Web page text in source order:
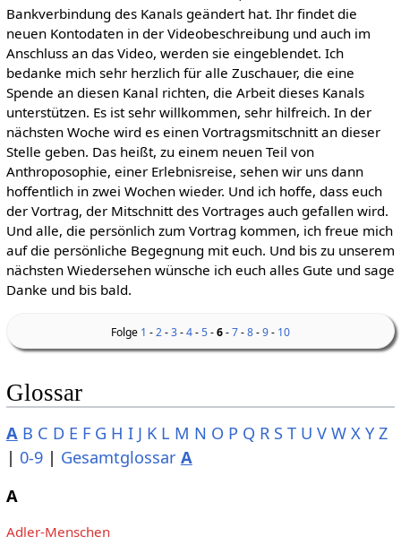
Bankverbindung des Kanals geändert hat. Ihr findet die
neuen Kontodaten in der Videobeschreibung und auch im
Anschluss an das Video, werden sie eingeblendet. Ich
bedanke mich sehr herzlich für alle Zuschauer, die eine
Spende an diesen Kanal richten, die Arbeit dieses Kanals
unterstützen. Es ist sehr willkommen, sehr hilfreich. In der
nächsten Woche wird es einen Vortragsmitschnitt an dieser
Stelle geben. Das heißt, zu einem neuen Teil von
Anthroposophie, einer Erlebnisreise, sehen wir uns dann
hoffentlich in zwei Wochen wieder. Und ich hoffe, dass euch
der Vortrag, der Mitschnitt des Vortrages auch gefallen wird.
Und alle, die persönlich zum Vortrag kommen, ich freue mich
auf die persönliche Begegnung mit euch. Und bis zu unserem
nächsten Wiedersehen wünsche ich euch alles Gute und sage
Danke und bis bald.
Folge 1 -2-3-4-5-6-7-8-9- 10
Glossar
A B C D E F G H I J K L M N O P Q R S T U V W X Y Z
| 0-9| Gesamtglossar A
A
Adler-Menschen